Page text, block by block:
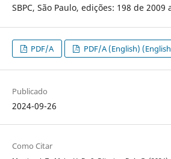
SBPC, São Paulo, edições: 198 de 2009
PDF/A PDF/A (English)
Publicado
2024-09-26
Como Citar